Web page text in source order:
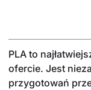
PLA to
ofercie. Jest
przygotowań